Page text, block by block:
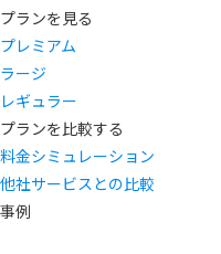
プランを見る
プレミアム
ラージ
レギュラー
プランを比較する
料金シミュレーション
他社サービスとの比較
事例